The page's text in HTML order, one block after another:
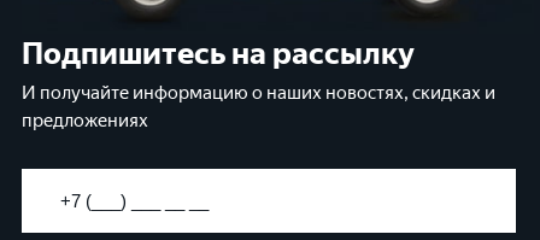
Подпишитесь на рассылку
И получайте информацию о наших новостях, скидках и
предложениях